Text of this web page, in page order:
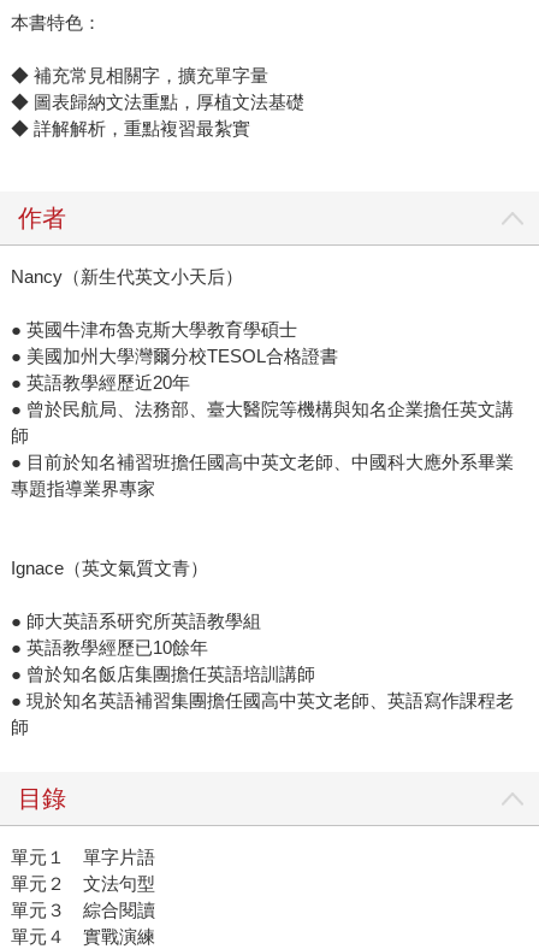
本書特色：
◆ 補充常見相關字，擴充單字量
◆ 圖表歸納文法重點，厚植文法基礎
◆ 詳解解析，重點複習最紮實
作者
Nancy（新生代英文小天后）
● 英國牛津布魯克斯大學教育學碩士
● 美國加州大學灣爾分校TESOL合格證書
● 英語教學經歷近20年
● 曾於民航局、法務部、臺大醫院等機構與知名企業擔任英文講
師
● 目前於知名補習班擔任國高中英文老師、中國科大應外系畢業
專題指導業界專家
Ignace（英文氣質文青）
● 師大英語系研究所英語教學組
● 英語教學經歷已10餘年
● 曾於知名飯店集團擔任英語培訓講師
● 現於知名英語補習集團擔任國高中英文老師、英語寫作課程老
師
目錄
單元１ 單字片語
單元２ 文法句型
單元３ 綜合閱讀
單元４ 實戰演練